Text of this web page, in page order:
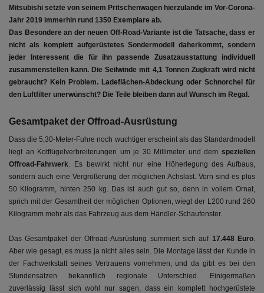
Mitsubishi setzte von seinem Pritschenwagen hierzulande im Vor-Corona-
Jahr 2019 immerhin rund 1350 Exemplare ab.
Das Besondere an der neuen Off-Road-Variante ist die Tatsache, dass er
nicht als komplett aufgerüstetes Sondermodell daherkommt, sondern
jeder Interessent die für ihn passende Zusatzausstattung individuell
zusammenstellen kann. Die Seilwinde mit 4,1 Tonnen Zugkraft wird nicht
gebraucht? Kein Problem. Ladeflächen-Abdeckung oder Schnorchel für
den Luftfilter unerwünscht? Die Teile bleiben dann auf Wunsch im Regal.
Gesamtpaket der Offroad-Ausrüstung
Dass die 5,30-Meter-Fuhre noch wuchtiger erscheint als das Standardmodell
liegt an Kotflügelverbreiterungen um je 30 Millimeter und dem speziellen
Offroad-Fahrwerk. Es bewirkt nicht nur eine Höherlegung des Aufbaus,
sondern auch eine Vergrößerung der möglichen Achslast. Vorn sind es plus
50 Kilogramm, hinten 250 kg. Das ist auch gut so, denn in vollem Ornat,
sprich mit der Gesamtheit der möglichen Optionen, wiegt der L200 rund 260
Kilogramm mehr als das Fahrzeug aus dem Händler-Schaufenster.
Das Gesamtpaket der Offroad-Ausrüstung summiert sich auf 17.448 Euro.
Aber wie gesagt, es muss ja nicht alles sein. Die Montage lässt der Kunde in
der Fachwerkstatt seines Vertrauens vornehmen, und da gibt es bei den
Stundensätzen bekanntlich regionale Unterschied. Einigermaßen
zuverlässig lässt sich wohl nur sagen, dass ein komplett hochgerüstete